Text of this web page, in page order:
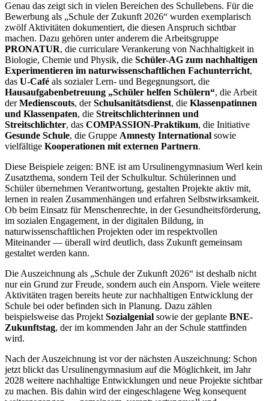
Genau das zeigt sich in vielen Bereichen des Schullebens. Für die
Bewerbung als „Schule der Zukunft 2026“ wurden exemplarisch
zwölf Aktivitäten dokumentiert, die diesen Anspruch sichtbar
machen. Dazu gehören unter anderem die Arbeitsgruppe
PRONATUR, die curriculare Verankerung von Nachhaltigkeit in
Biologie, Chemie und Physik, die Schüler-AG zum nachhaltigen
Experimentieren im naturwissenschaftlichen Fachunterricht,
das U-Café als sozialer Lern- und Begegnungsort, die
Hausaufgabenbetreuung „Schüler helfen Schülern“, die Arbeit
derMedienscouts, derSchulsanitätsdienst, die Klassenpatinnen
und Klassenpaten, die Streitschlichterinnen und
Streitschlichter, das COMPASSION-Praktikum, die Initiative
Gesunde Schule, die Gruppe Amnesty International sowie
vielfältige Kooperationen mit externen Partnern.
Diese Beispiele zeigen: BNE ist am Ursulinengymnasium Werl kein
Zusatzthema, sondern Teil der Schulkultur. Schülerinnen und
Schüler übernehmen Verantwortung, gestalten Projekte aktiv mit,
lernen in realen Zusammenhängen und erfahren Selbstwirksamkeit.
Ob beim Einsatz für Menschenrechte, in der Gesundheitsförderung,
im sozialen Engagement, in der digitalen Bildung, in
naturwissenschaftlichen Projekten oder im respektvollen
Miteinander — überall wird deutlich, dass Zukunft gemeinsam
gestaltet werden kann.
Die Auszeichnung als „Schule der Zukunft 2026“ ist deshalb nicht
nur ein Grund zur Freude, sondern auch ein Ansporn. Viele weitere
Aktivitäten tragen bereits heute zur nachhaltigen Entwicklung der
Schule bei oder befinden sich in Planung. Dazu zählen
beispielsweise das Projekt Sozialgenial sowie der geplante BNE-
Zukunftstag, der im kommenden Jahr an der Schule stattfinden
wird.
Nach der Auszeichnung ist vor der nächsten Auszeichnung: Schon
jetzt blickt das Ursulinengymnasium auf die Möglichkeit, im Jahr
2028 weitere nachhaltige Entwicklungen und neue Projekte sichtbar
zu machen. Bis dahin wird der eingeschlagene Weg konsequent